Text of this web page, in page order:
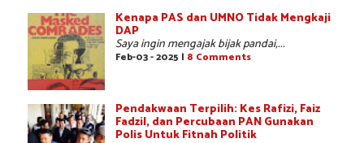
Kenapa PAS dan UMNO Tidak Mengkaji
DAP
Saya ingin mengajak bijak pandai,...
Feb-03 - 2025 | 8 Comments
Pendakwaan Terpilih: Kes Rafizi, Faiz
Fadzil, dan Percubaan PAN Gunakan
Polis Untuk Fitnah Politik